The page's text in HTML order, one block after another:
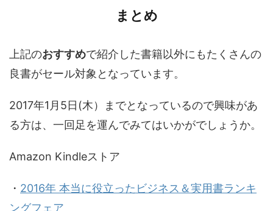
まとめ
上記のおすすめで紹介した書籍以外にもたくさんの
良書がセール対象となっています。
2017年1月5日(木）までとなっているので興味があ
る方は、一回足を運んでみてはいかがでしょうか。
Amazon Kindleストア
・ 2016年 本当に役立ったビジネス＆実用書ランキ
ングフェア